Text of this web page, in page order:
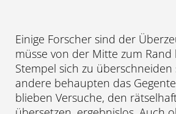
Einige Forscher sind der
müsse von der Mitte zum Rand
Stempel sich zu überschneiden
andere behaupten das
blieben Versuche, den